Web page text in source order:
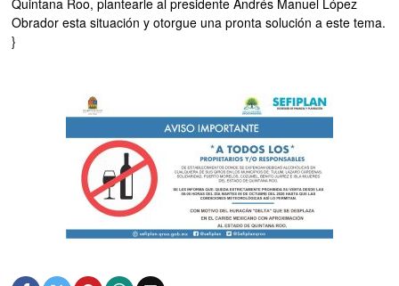
Obrador esta situación y otorgue una pronta solución a este tema.
}